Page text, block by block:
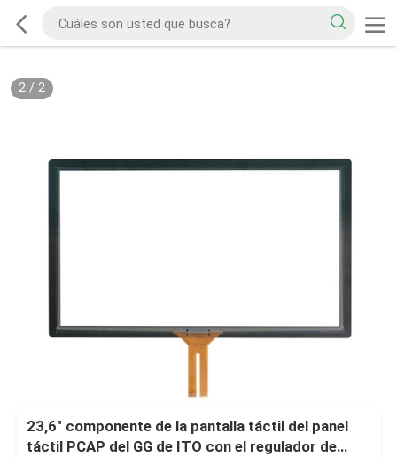
2/ 2
23,6" componente de la pantalla táctil del panel
táctil PCAP del GG de ITO con el regulador de